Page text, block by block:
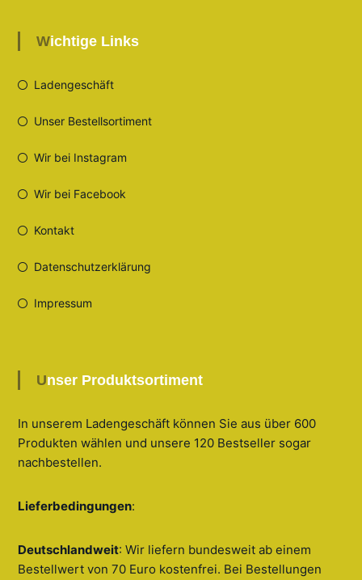
Wichtige Links
Ladengeschäft
Unser Bestellsortiment
Wir bei Instagram
Wir bei Facebook
Kontakt
Datenschutzerklärung
Impressum
Unser Produktsortiment
In unserem Ladengeschäft können Sie aus über 600
Produkten wählen und unsere 120 Bestseller sogar
nachbestellen.
Lieferbedingungen:
Deutschlandweit: Wir liefern bundesweit ab einem
Bestellwert von 70 Euro kostenfrei. Bei Bestellungen